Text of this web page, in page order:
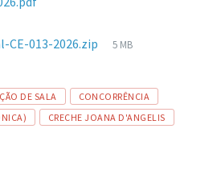
CE-013-2026.zip
Tamanho
5 MB
DE SALA
CONCORRÊNCIA
CRECHE JOANA D'ANGELIS